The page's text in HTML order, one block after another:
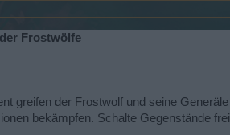
Frostwölfe
greifen der Frostwolf und seine
bekämpfen. Schalte Gegenstände